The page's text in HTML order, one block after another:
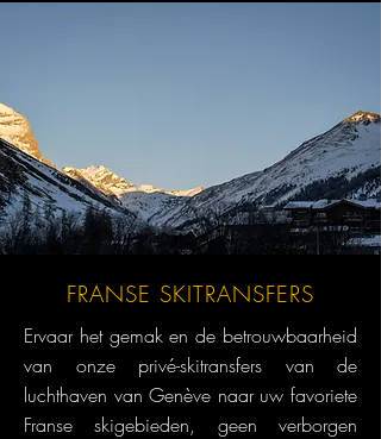
FRANSE SKITRANSFERS
Ervaar het gemak en de betrouwbaarheid
van onze privé-skitransfers van de
luchthaven van Genève naar uw favoriete
Franse skigebieden, geen verborgen